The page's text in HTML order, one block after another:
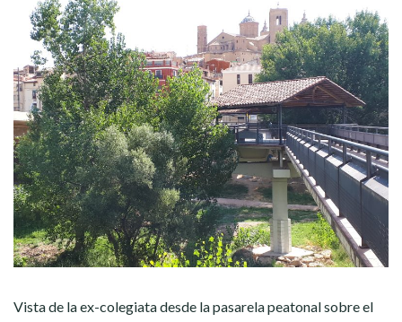
Vista de la ex-colegiata desde la pasarela peatonal sobre el